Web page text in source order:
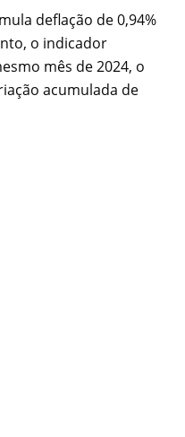
deflação de 0,94%
o indicador
mês de 2024, o
acumulada de